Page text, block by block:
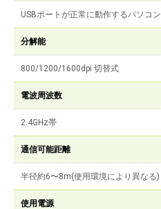
USBポートが正常に動作するパソコン
分解能
800/1200/1600dpi 切替式
電波周波数
2.4GHz帯
通信可能距離
半径約6〜8m(使用環境により異なる)
使用電源